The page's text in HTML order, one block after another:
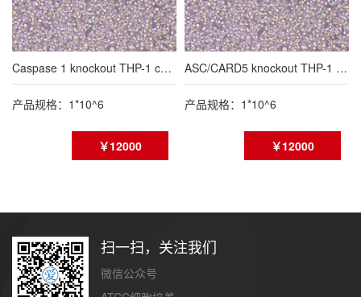
Caspase 1 knockout THP-1 cell line
产品规格：1*10^6
￥12000
ASC/CARD5 knockout THP-1 cell line
产品规格：1*10^6
￥12000
扫一扫，关注我们
微信公众号